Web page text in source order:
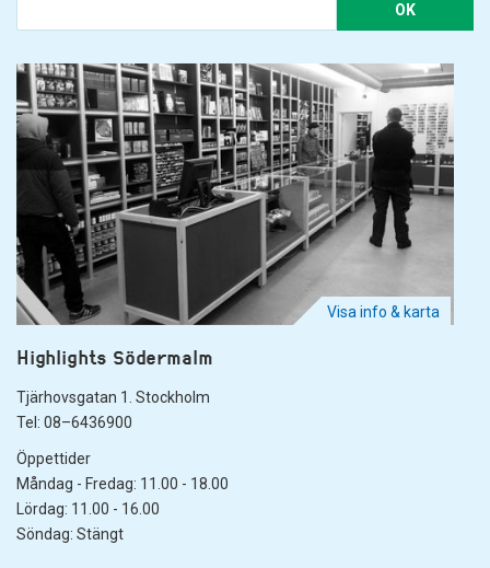
OK
Visa info & karta
Highlights Södermalm
Tjärhovsgatan 1. Stockholm
Tel: 08–6436900
Öppettider
Måndag - Fredag: 11.00 - 18.00
Lördag: 11.00 - 16.00
Söndag: Stängt